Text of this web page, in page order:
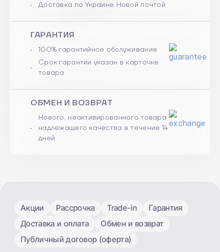
Доставка по Украине Новой почтой
ГАРАНТИЯ
100% гарантийное обслуживание
Срок гарантии указан в карточке
товара
ОБМЕН И ВОЗВРАТ
Нового, неактивированного товара
надлежащего качества в течение 14
дней
Акции Рассрочка Trade-in
Гарантия
Доставка и оплата
Обмен и возврат
Публичный договор (оферта)